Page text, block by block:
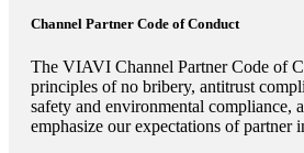
Channel Partner Code of Conduct
The VIAVI Channel Partner Code of
principles of no bribery, antitrust
safety and environmental compliance,
emphasize our expectations of partner